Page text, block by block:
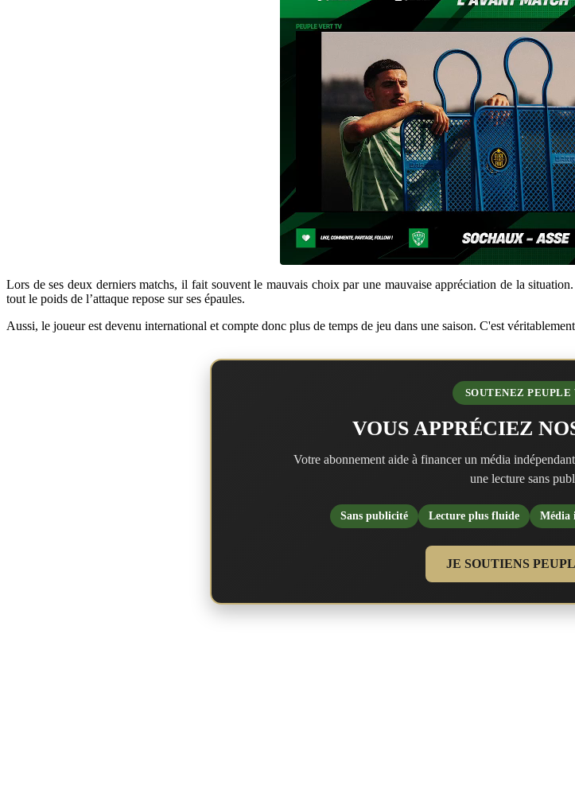
Lors de ses deux derniers matchs, il fait souvent le mauvais choix par une mauvaise appréciation de la
tout le poids de l’attaque repose sur ses épaules.
Aussi, le joueur est devenu international et compte donc plus de temps de jeu dans une saison. C'est
SOUTENEZ PEUPLE
VOUS APPRÉCIEZ
Votre abonnement aide à financer un média
une lecture sans
Sans publicité Lecture plus fluide Média
JE SOUTIENS